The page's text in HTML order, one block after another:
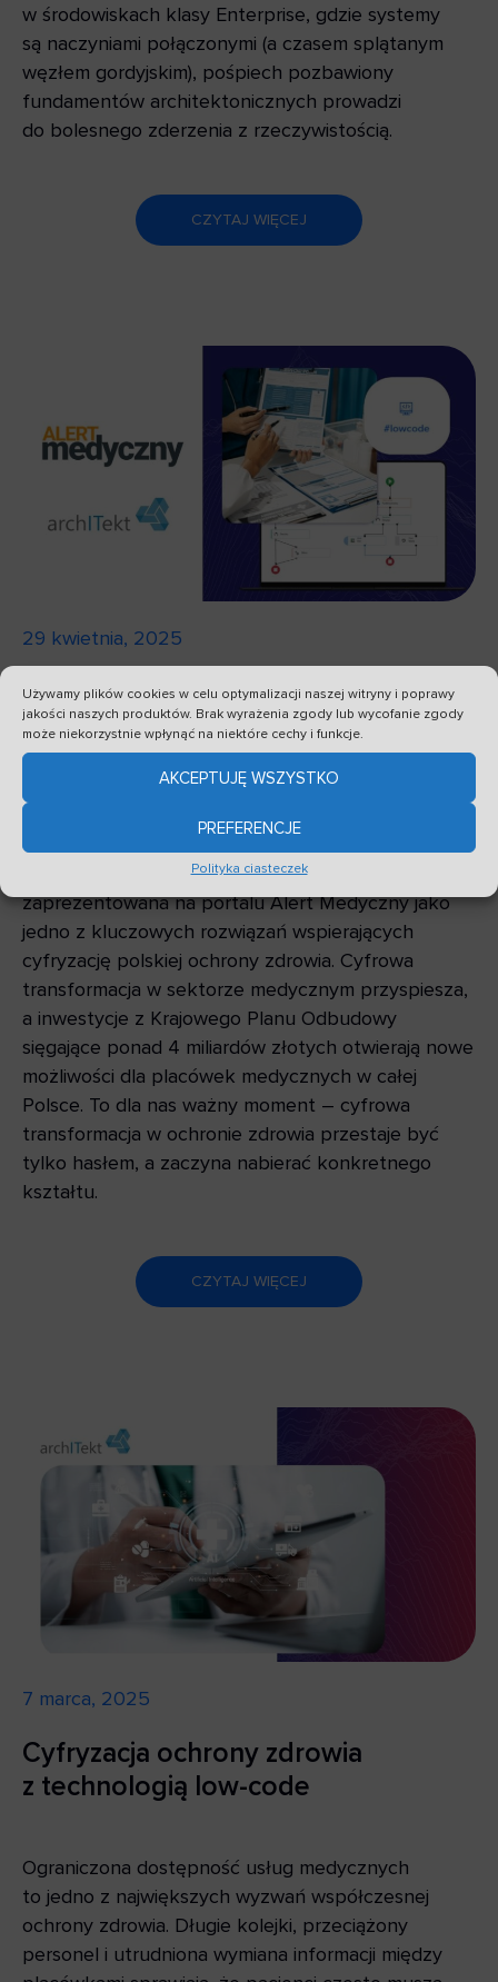
Używamy plików cookies w celu optymalizacji naszej witryny i poprawy
jakości naszych produktów. Brak wyrażenia zgody lub wycofanie zgody
może niekorzystnie wpłynąć na niektóre cechy i funkcje.
AKCEPTUJĘ WSZYSTKO
PREFERENCJE
Polityka ciasteczek
w środowiskach klasy Enterprise, gdzie systemy
są naczyniami połączonymi (a czasem splątanym
węzłem gordyjskim), pośpiech pozbawiony
fundamentów architektonicznych prowadzi
do bolesnego zderzenia z rzeczywistością.
CZYTAJ WIĘCEJ
29 kwietnia, 2025
Ponad 4 miliardy złotych z KPO
na cyfryzację ochrony zdrowia –
platforma archITekt na łamach
portalu Alert Medyczny
Platforma low-code archITekt została
zaprezentowana na portalu Alert Medyczny jako
jedno z kluczowych rozwiązań wspierających
cyfryzację polskiej ochrony zdrowia. Cyfrowa
transformacja w sektorze medycznym przyspiesza,
a inwestycje z Krajowego Planu Odbudowy
sięgające ponad 4 miliardów złotych otwierają nowe
możliwości dla placówek medycznych w całej
Polsce. To dla nas ważny moment – cyfrowa
transformacja w ochronie zdrowia przestaje być
tylko hasłem, a zaczyna nabierać konkretnego
kształtu.
CZYTAJ WIĘCEJ
7 marca, 2025
Cyfryzacja ochrony zdrowia
z technologią low-code
Ograniczona dostępność usług medycznych
to jedno z największych wyzwań współczesnej
ochrony zdrowia. Długie kolejki, przeciążony
personel i utrudniona wymiana informacji między